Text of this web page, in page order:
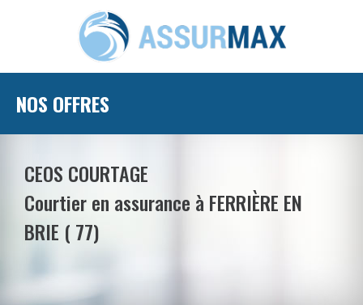
NOS OFFRES
CEOS COURTAGE
Courtier en assurance à FERRIÈRE EN
BRIE ( 77)